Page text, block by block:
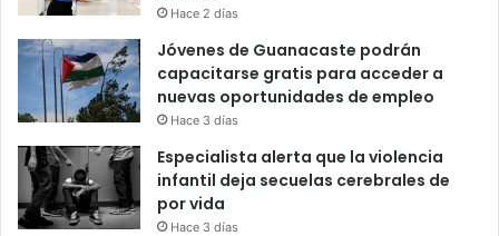
Hace 2 días
Jóvenes de Guanacaste podrán
capacitarse gratis para acceder a
nuevas oportunidades de empleo
Hace 3 días
Especialista alerta que la violencia
infantil deja secuelas cerebrales de
por vida
Hace 3 días